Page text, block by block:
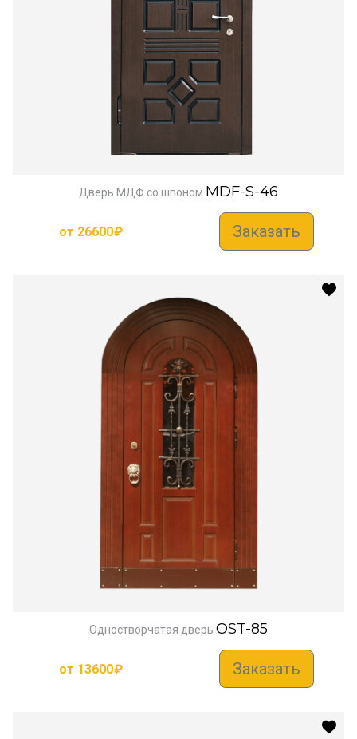
Дверь МДФ со шпоном MDF-S-46
от 26600₽ Заказать
Одностворчатая дверь OST-85
от 13600₽ Заказать